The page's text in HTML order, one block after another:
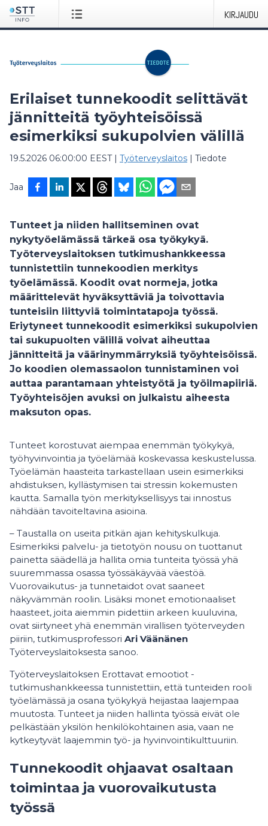
KIRJAUDU
Erilaiset tunnekoodit selittävät
jännitteitä työyhteisöissä
esimerkiksi sukupolvien välillä
19.5.2026 06:00:00 EEST| Työterveyslaitos | Tiedote
Jaa
Tunteet ja niiden hallitseminen ovat
nykytyöelämässä tärkeä osa työkykyä.
Työterveyslaitoksen tutkimushankkeessa
tunnistettiin tunnekoodien merkitys
työelämässä. Koodit ovat normeja, jotka
määrittelevät hyväksyttäviä ja toivottavia
tunteisiin liittyviä toimintatapoja työssä.
Eriytyneet tunnekoodit esimerkiksi sukupolvien
tai sukupuolten välillä voivat aiheuttaa
jännitteitä ja väärinymmärryksiä työyhteisöissä.
Jo koodien olemassaolon tunnistaminen voi
auttaa parantamaan yhteistyötä ja työilmapiiriä.
Työyhteisöjen avuksi on julkaistu aiheesta
maksuton opas.
Tunteet korostuvat aiempaa enemmän työkykyä,
työhyvinvointia ja työelämää koskevassa keskustelussa.
Työelämän haasteita tarkastellaan usein esimerkiksi
ahdistuksen, kyllästymisen tai stressin kokemusten
kautta. Samalla työn merkityksellisyys tai innostus
nähdään tavoiteltavina asioina.
– Taustalla on useita pitkän ajan kehityskulkuja.
Esimerkiksi palvelu- ja tietotyön nousu on tuottanut
painetta säädellä ja hallita omia tunteita työssä yhä
suuremmassa osassa työssäkäyvää väestöä.
Vuorovaikutus- ja tunnetaidot ovat saaneet
näkyvämmän roolin. Lisäksi monet emotionaaliset
haasteet, joita aiemmin pidettiin arkeen kuuluvina,
ovat siirtyneet yhä enemmän virallisen työterveyden
piiriin, tutkimusprofessori Ari Väänänen
Työterveyslaitoksesta sanoo.
Työterveyslaitoksen Erottavat emootiot -
tutkimushankkeessa tunnistettiin, että tunteiden rooli
työelämässä ja osana työkykyä heijastaa laajempaa
muutosta. Tunteet ja niiden hallinta työssä eivät ole
pelkästään yksilön henkilökohtainen asia, vaan ne
kytkeytyvät laajemmin työ- ja hyvinvointikulttuuriin.
Tunnekoodit ohjaavat osaltaan
toimintaa ja vuorovaikutusta
työssä